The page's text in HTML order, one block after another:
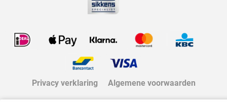
Privacy verklaring Algemene voorwaarden